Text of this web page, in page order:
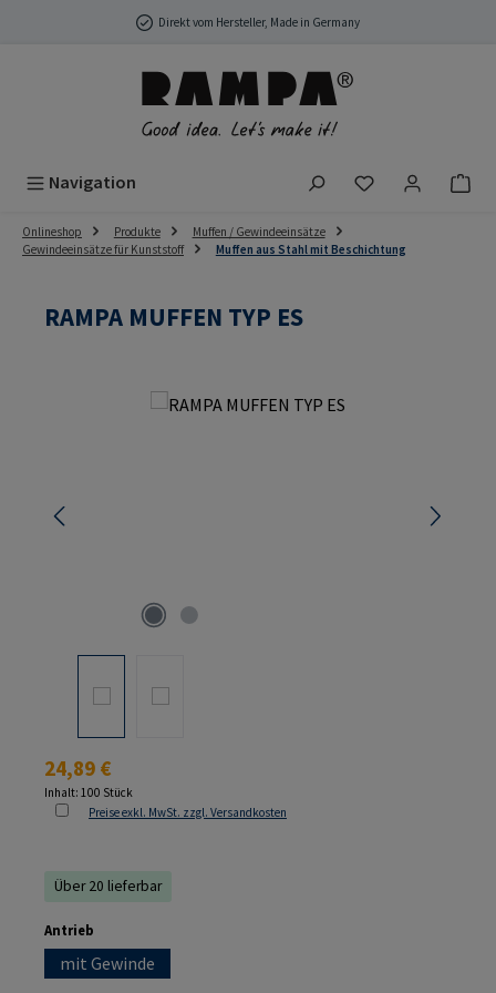
Zum Hauptinhalt springenDirekt vom Hersteller, Made in Germany
Navigation Du hast 0
Onlineshop Produkte
Muffen / Gewindeeinsätze
Gewindeeinsätze für Kunststoff
Muffen aus Stahl mit Beschichtung
RAMPA MUFFEN TYP ES
Bildergalerie überspringen
Regulärer Preis:
24,89 €
Inhalt: 100 Stück
Preise exkl. MwSt. zzgl. Versandkosten
Über 20 lieferbar
Antrieb
mit Gewinde